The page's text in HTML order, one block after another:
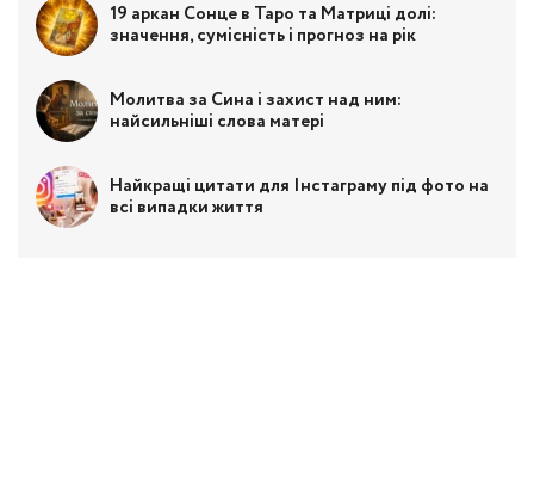
19 аркан Сонце в Таро та Матриці долі:
значення, сумісність і прогноз на рік
Молитва за Сина і захист над ним:
найсильніші слова матері
Найкращі цитати для Інстаграму під фото на
всі випадки життя